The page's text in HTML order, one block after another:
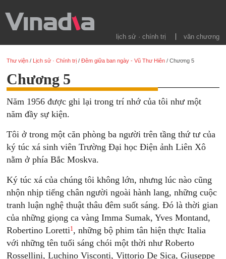
lịch sử · chính trị văn chương
Thư viện / Lịch sử · Chính trị /Đêm giữa ban ngày - Vũ Thư Hiên /Chương 5
Chương 5
Năm 1956 được ghi lại trong trí nhớ của tôi như một
năm đầy sự kiện.
Tôi ở trong một căn phòng ba người trên tầng thứ tư của
ký túc xá sinh viên Trường Ðại học Ðiện ảnh Liên Xô
nằm ở phía Bắc Moskva.
Ký túc xá của chúng tôi không lớn, nhưng lúc nào cũng
nhộn nhịp tiếng chân người ngoài hành lang, những cuộc
tranh luận nghệ thuật thâu đêm suốt sáng. Ðó là thời gian
của những giọng ca vàng Imma Sumak, Yves Montand,
Robertino Loretti1 , những bộ phim tân hiện thực Italia
với những tên tuổi sáng chói một thời như Roberto
Rossellini, Luchino Visconti, Vittorio De Sica, Giuseppe